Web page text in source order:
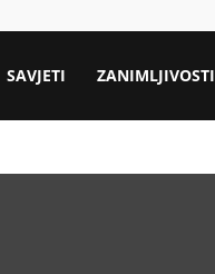
SAVJETI ZANIMLJIVOSTI